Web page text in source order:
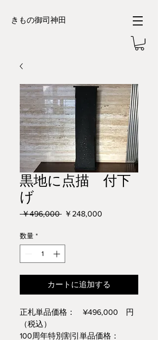
きもの御司神田
黒地に点描 付下
げ
￥496,000 通
格
￥248,000
数量 *
カートに追加する
正札単品価格： ¥496,000 円
（税込）
100周年特別割引単品価格：